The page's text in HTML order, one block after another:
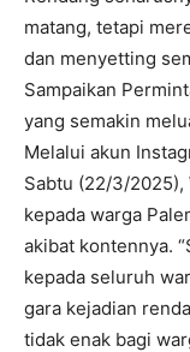
matang, tetapi
dan menyetting
Sampaikan
yang semakin
Melalui akun
Sabtu (22/3/2025),
kepada warga
akibat kontennya.
kepada seluruh
gara kejadian
tidak enak bagi